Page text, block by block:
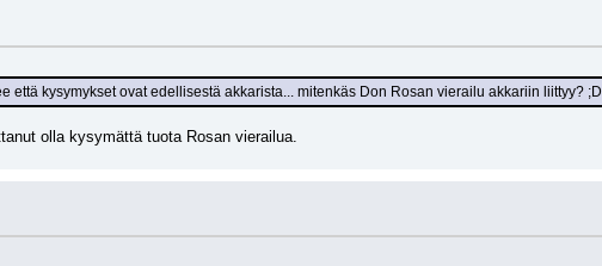
että kysymykset ovat edellisestä akkarista... mitenkäs Don Rosan vierailu akkariin liittyy? ;D
olla kysymättä tuota Rosan vierailua.